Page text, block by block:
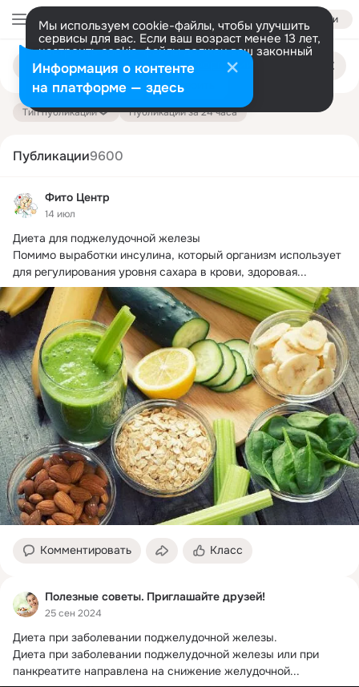
Войти
Мы используем cookie-файлы, чтобы улучшить
сервисы для вас. Если ваш возраст менее 13 лет,
настроить cookie-файлы должен ваш законный
представитель. Больше информации
Разрешить все Настроить
Поиск
публикациям
Тип публикации Публикации за 24 часа
Публикации9600
Фито Центр
14 июл
Диета для поджелудочной железы
Помимо выработки инсулина, который организм использует
для регулирования уровня сахара в крови, здоровая...
Комментировать Класс
Полезные советы. Приглашайте друзей!
25 сен 2024
Диета при заболевании поджелудочной железы.
Диета при заболевании поджелудочной железы или при
панкреатите направлена на снижение желудочной...
Информация о контенте
на платформе — здесь